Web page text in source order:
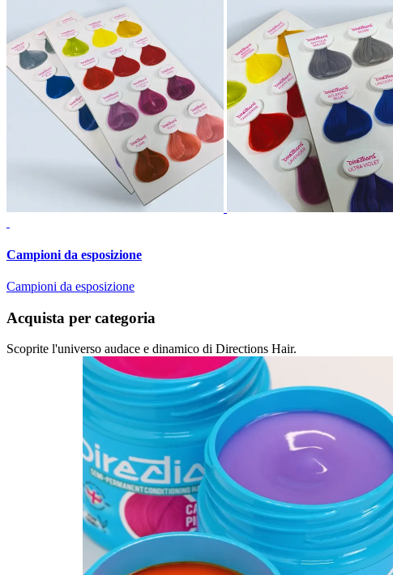
Campioni da esposizione
Campioni da esposizione
Acquista per categoria
Scoprite l'universo audace e dinamico di Directions Hair.